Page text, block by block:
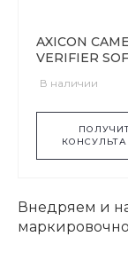
AXICON
VERIFIER
В наличии
Внедряем и